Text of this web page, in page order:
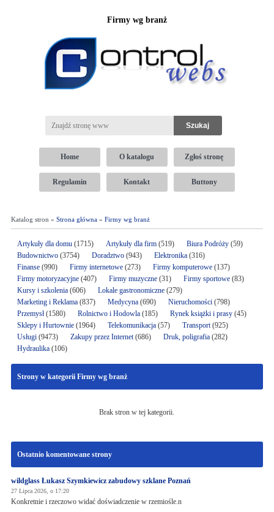
Firmy wg branż
Home O katalogu Zgłoś stronę
Regulamin Kontakt Buttony
Katalog stron » Strona główna» Firmy wg branż
Artykuły dla domu(1715) Artykuły dla firm(519) Biura Podróży(59)
Budownictwo(3754) Doradztwo(943) Elektronika (316)
Finanse(990) Firmy internetowe (273) Firmy komputerowe(137)
Firmy motoryzacyjne(407) Firmy muzyczne(31) Firmy sportowe(83)
Kursy i szkolenia(606) Lokale gastronomiczne(279)
Marketing i Reklama(837) Medycyna(690) Nieruchomości(798)
Przemysł(1580) Rolnictwo i Hodowla(185) Rynek książki i prasy(45)
Sklepy i Hurtownie(1964) Telekomunikacja(57) Transport(925)
Usługi(9473) Zakupy przez Internet(686) Druk, poligrafia(282)
Hydraulika(106)
Strony w kategorii Firmy wg branż
Brak stron w tej kategorii.
Ostatnio komentowane strony
wildglass Łukasz Szymkiewicz zabudowy szklane Poznań
27 Lipca 2026, o 17:20
Konkretnie i rzeczowo widać doświadczenie w rzemiośle.n